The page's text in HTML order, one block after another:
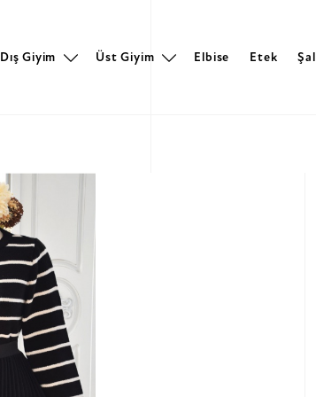
Dış Giyim Üst Giyim Elbise Etek Şal